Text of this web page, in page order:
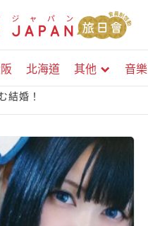
北海道 其他 音樂
結婚！